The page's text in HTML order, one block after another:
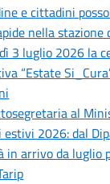
e cittadini
nella
3 luglio 2026 la
“Estate
al
estivi 2026: dal
in arrivo da luglio